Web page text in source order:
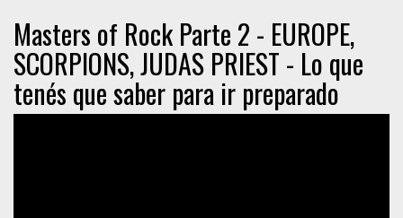
Masters of Rock Parte 2 - EUROPE,
SCORPIONS, JUDAS PRIEST - Lo que
tenés que saber para ir preparado